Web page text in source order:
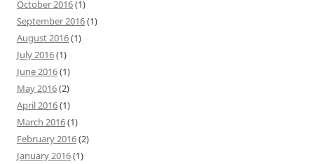
October 2016(1)
September 2016(1)
August 2016(1)
July 2016(1)
June 2016(1)
May 2016(2)
April 2016(1)
March 2016(1)
February 2016(2)
January 2016(1)